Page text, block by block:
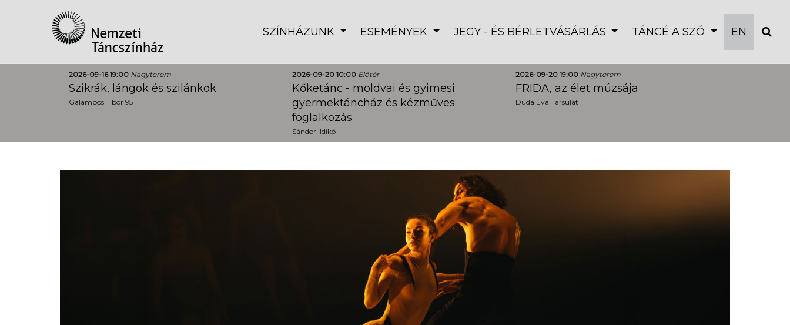
SZÍNHÁZUNK ESEMÉNYEK JEGY - ÉS BÉRLETVÁSÁRLÁS TÁNCÉ A SZÓ EN
2026-09-16 19:00 Nagyterem
Szikrák, lángok és szilánkok
Galambos Tibor 95
2026-09-20 10:00 Előtér
Kőketánc - moldvai és gyimesi
gyermektáncház és kézműves
foglalkozás
Sándor Ildikó
2026-09-20 19:00 Nagyterem
FRIDA, az élet múzsája
Duda Éva Társulat